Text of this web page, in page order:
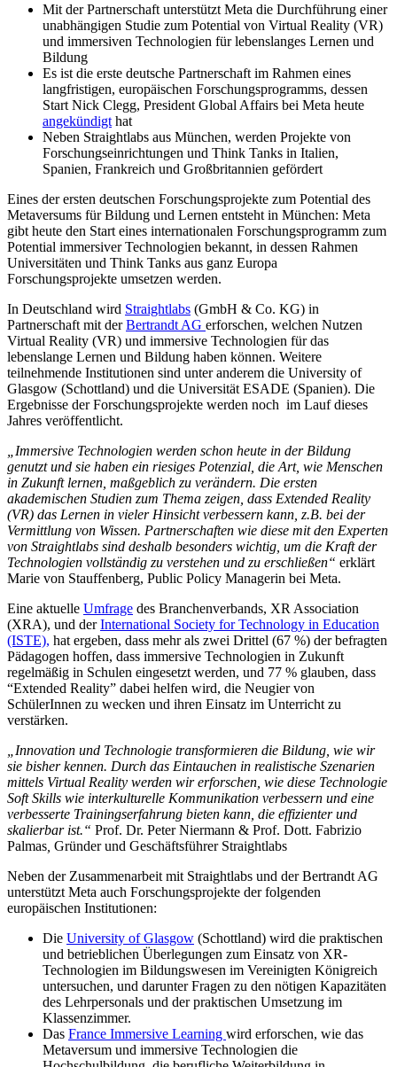
Mit der Partnerschaft unterstützt Meta die Durchführung einer
unabhängigen Studie zum Potential von Virtual Reality (VR)
und immersiven Technologien für lebenslanges Lernen und
Bildung
Es ist die erste deutsche Partnerschaft im Rahmen eines
langfristigen, europäischen Forschungsprogramms, dessen
Start Nick Clegg, President Global Affairs bei Meta heute
angekündigt hat
Neben Straightlabs aus München, werden Projekte von
Forschungseinrichtungen und Think Tanks in Italien,
Spanien, Frankreich und Großbritannien gefördert
Eines der ersten deutschen Forschungsprojekte zum Potential des
Metaversums für Bildung und Lernen entsteht in München: Meta
gibt heute den Start eines internationalen Forschungsprogramm zum
Potential immersiver Technologien bekannt, in dessen Rahmen
Universitäten und Think Tanks aus ganz Europa
Forschungsprojekte umsetzen werden.
In Deutschland wird Straightlabs (GmbH & Co. KG) in
Partnerschaft mit derBertrandt AG erforschen, welchen Nutzen
Virtual Reality (VR) und immersive Technologien für das
lebenslange Lernen und Bildung haben können. Weitere
teilnehmende Institutionen sind unter anderem die University of
Glasgow (Schottland) und die Universität ESADE (Spanien). Die
Ergebnisse der Forschungsprojekte werden noch im Lauf dieses
Jahres veröffentlicht.
„Immersive Technologien werden schon heute in der Bildung
genutzt und sie haben ein riesiges Potenzial, die Art, wie Menschen
in Zukunft lernen, maßgeblich zu verändern. Die ersten
akademischen Studien zum Thema zeigen, dass Extended Reality
(VR) das Lernen in vieler Hinsicht verbessern kann, z.B. bei der
Vermittlung von Wissen. Partnerschaften wie diese mit den Experten
von Straightlabs sind deshalb besonders wichtig, um die Kraft der
Technologien vollständig zu verstehen und zu erschließen“ erklärt
Marie von Stauffenberg, Public Policy Managerin bei Meta.
Eine aktuelle Umfrage des Branchenverbands, XR Association
(XRA), und derInternational Society for Technology in Education
(ISTE), hat ergeben, dass mehr als zwei Drittel (67 %) der befragten
Pädagogen hoffen, dass immersive Technologien in Zukunft
regelmäßig in Schulen eingesetzt werden, und 77 % glauben, dass
“Extended Reality” dabei helfen wird, die Neugier von
SchülerInnen zu wecken und ihren Einsatz im Unterricht zu
verstärken.
„Innovation und Technologie transformieren die Bildung, wie wir
sie bisher kennen. Durch das Eintauchen in realistische Szenarien
mittels Virtual Reality werden wir erforschen, wie diese Technologie
Soft Skills wie interkulturelle Kommunikation verbessern und eine
verbesserte Trainingserfahrung bieten kann, die effizienter und
skalierbar ist.“ Prof. Dr. Peter Niermann & Prof. Dott. Fabrizio
Palmas Gründer und Geschäftsführer Straightlabs
Neben der Zusammenarbeit mit Straightlabs und der Bertrandt AG
unterstützt Meta auch Forschungsprojekte der folgenden
europäischen Institutionen:
Die University of Glasgow (Schottland) wird die praktischen
und betrieblichen Überlegungen zum Einsatz von XR-
Technologien im Bildungswesen im Vereinigten Königreich
untersuchen, und darunter Fragen zu den nötigen Kapazitäten
des Lehrpersonals und der praktischen Umsetzung im
Klassenzimmer.
Das France Immersive Learning wird erforschen, wie das
Metaversum und immersive Technologien die